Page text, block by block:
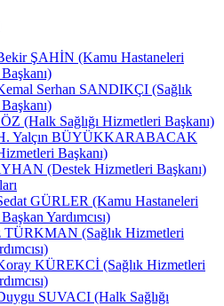
ŞAHİN (Kamu Hastaneleri
Serhan SANDIKÇI (Sağlık
(Halk Sağlığı Hizmetleri Başkanı)
Yalçın BÜYÜKKARABACAK
Başkanı)
(Destek Hizmetleri Başkanı)
GÜRLER (Kamu Hastaneleri
Yardımcısı)
TÜRKMAN (Sağlık Hizmetleri
KÜREKCİ (Sağlık Hizmetleri
SUVACI (Halk Sağlığı